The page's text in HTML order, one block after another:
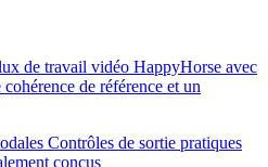
de travail vidéo HappyHorse avec
de référence et un
Contrôles de sortie pratiques
conçus